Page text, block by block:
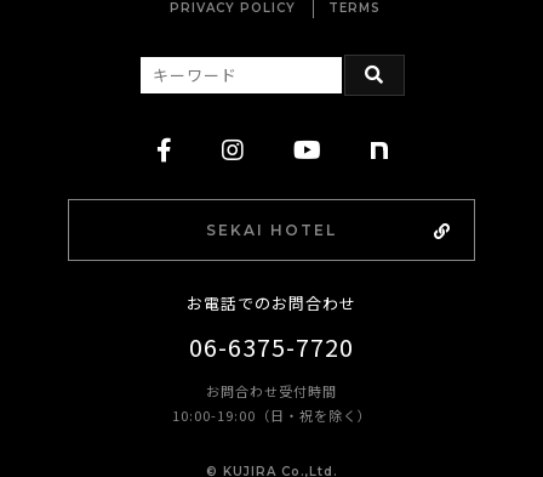
PRIVACY POLICY
TERMS
SEKAI HOTEL
お電話でのお問合わせ
06-6375-7720
お問合わせ受付時間
10:00-19:00（日・祝を除く）
©︎ KUJIRA Co.,Ltd.